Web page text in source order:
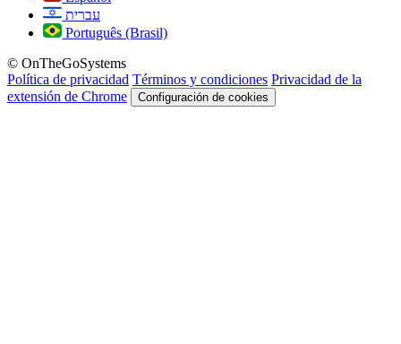
עברית
Português (Brasil)
© OnTheGoSystems
Política de privacidad Términos y condiciones Privacidad de la
extensión de Chrome
Configuración de cookies